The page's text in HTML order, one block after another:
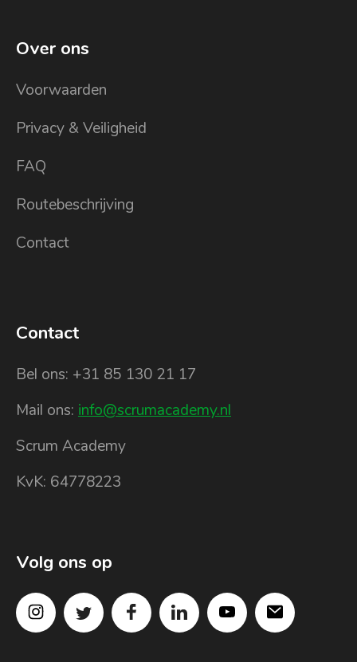
Over ons
Voorwaarden
Privacy & Veiligheid
FAQ
Routebeschrijving
Contact
Contact
Bel ons: +31 85 130 21 17
Mail ons: info@scrumacademy.nl
Scrum Academy
KvK: 64778223
Volg ons op